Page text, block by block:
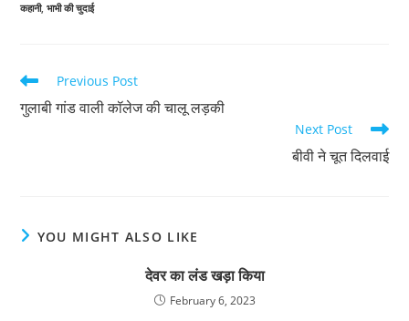
कहानी, भाभी की चुदाई
Read
more
articles
Previous Post
गुलाबी गांड वाली कॉलेज की चालू लड़की
Next Post
बीवी ने चूत दिलवाई
YOU MIGHT ALSO LIKE
देवर का लंड खड़ा किया
February 6, 2023